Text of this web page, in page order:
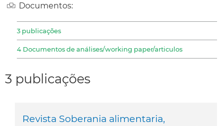
Documentos:
3 publicações
4 Documentos de análises/working paper/articulos
3 publicações
Revista Soberania alimentaria,